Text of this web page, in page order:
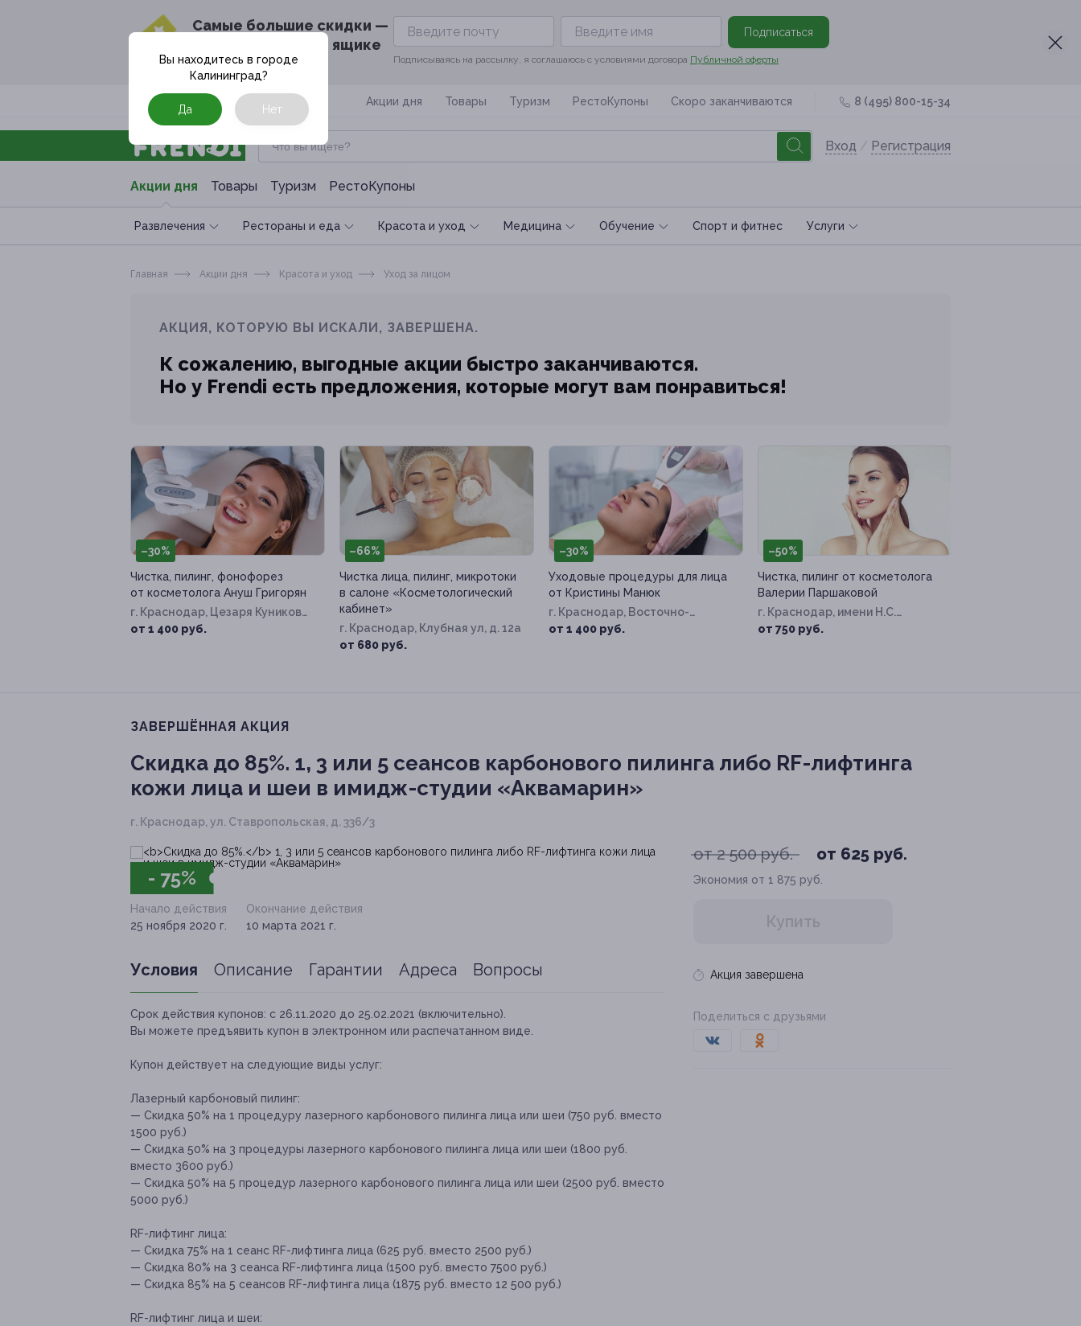
Cамые большие скидки —
в твоём почтовом ящике
Подписаться
Подписываясь на рассылку, я соглашаюсь с условиями договора Публичной оферты
Москва Акции дня Товары Туризм РестоКупоны Скоро заканчиваются 8 (495) 800-15-34
Вход / Регистрация
Акции дня Товары Туризм РестоКупоны
Развлечения Рестораны и еда Красота и уход Медицина Обучение Спoрт и фитнес Услуги
Вы находитесь в городе
Калининград?
Да Нет
Главная Акции дня Красота и уход Уход за лицом
АКЦИЯ, КОТОРУЮ ВЫ ИСКАЛИ, ЗАВЕРШЕНА.
К сожалению, выгодные акции быстро заканчиваются.
Но у Frendi есть предложения, которые могут вам понравиться!
–30%
Чистка, пилинг, фонофорез
от косметолога Ануш Григорян
г. Краснодар, Цезаря Куникова
ул, д. 24, к. 2
от 1 400 руб.
–66%
Чистка лица, пилинг, микротоки
в салоне «Косметологический
кабинет»
г. Краснодар, Клубная ул, д. 12а
от 680 руб.
–30%
Уходовые процедуры для лица
от Кристины Манюк
г. Краснодар, Восточно-
Кругликовская ул, д. 42/3, к. 1
от 1 400 руб.
–50%
Чистка, пилинг от косметолога
Валерии Паршаковой
г. Краснодар, имени Н.С.
Котлярова ул, д. 8
от 750 руб.
ЗАВЕРШЁННАЯ АКЦИЯ
Скидка до 85%. 1, 3 или 5 сеансов карбонового пилинга либо RF-лифтинга
кожи лица и шеи в имидж-студии «Аквамарин»
г. Краснодар, ул. Ставропольская, д. 336/3
- 75%
от 2 500 руб. от 625 руб.
Экономия от 1 875 руб.
Купить
Акция завершена
Поделиться с друзьями
Начало действия
25 ноября 2020 г.
Окончание действия
10 марта 2021 г.
Условия Описание Гарантии Адреса Вопросы
Срок действия купонов: с 26.11.2020 до 25.02.2021 (включительно).
Вы можете предъявить купон в электронном или распечатанном виде.
Купон действует на следующие виды услуг:
Лазерный карбоновый пилинг:
— Скидка 50% на 1 процедуру лазерного карбонового пилинга лица или шеи (750 руб. вместо
1500 руб.)
— Скидка 50% на 3 процедуры лазерного карбонового пилинга лица или шеи (1800 руб.
вместо 3600 руб.)
— Скидка 50% на 5 процедур лазерного карбонового пилинга лица или шеи (2500 руб. вместо
5000 руб.)
RF-лифтинг лица:
— Скидка 75% на 1 сеанс RF-лифтинга лица (625 руб. вместо 2500 руб.)
— Скидка 80% на 3 сеанса RF-лифтинга лица (1500 руб. вместо 7500 руб.)
— Скидка 85% на 5 сеансов RF-лифтинга лица (1875 руб. вместо 12 500 руб.)
RF-лифтинг лица и шеи: